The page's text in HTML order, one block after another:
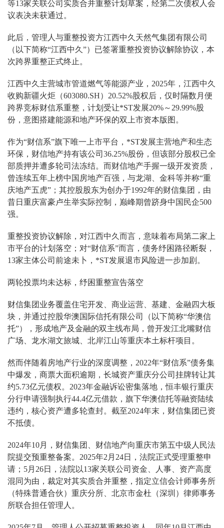
等13家关联公司实质合并重整计划草案，经第二次债权人会
议表决未获通过。
此后，管理人与重整投资方江西中久天然气集团有限公司
（以下简称“江西中久”）已签署重整投资协议解除协议，本
次跨界重整正式终止。
江西中久主营城市管道燃气等能源产业，2025年，江西中久
收购新疆火炬（603080.SH）20.52%股权后，仅时隔数月便
跨界竞标财信系重整，计划受让*ST发展20%～29.99%股
份，意图搭建能源和地产环保的双上市资本版图。
作为“财信系”旗下唯一上市平台，*ST发展主营地产和生态
环保，财信地产持有该公司36.25%股份，但该部分股权已全
部质押并遭多轮司法冻结。而财信地产手握一级开发资质，
曾连续五年上榜中国房地产百强，与龙湖、金科等并称“重
庆地产五虎”；其控股股东为创办于1992年的财信集团，由
昔日重庆富豪卢生举实际控制，巅峰期曾跻身中国民企500
强。
重整投资协议解除，对江西中久而言，意味着布局第二家上
市平台的计划落空；对“财信系”而言，债务纾困路径断裂，
13家主体公司前途未卜，*ST发展退市风险进一步加剧。
两轮投票均未达标，纾困重整宣告落空
财信集团业务覆盖住宅开发、商业运营、基建、金融四大板
块，并通过控股华澳国际信托有限公司（以下简称“华澳信
托”），形成地产及金融的双主线布局，曾开发江北嘴财信
广场、龙水湖文旅城、北岸江山等重庆本土标杆项目。
然而伴随着房地产行业的深度调整，2022年“财信系”债务集
中爆发，商票大面积逾期，长城资产重庆分公司挂牌转让其
约5.73亿元债权。2023年金融诉讼密集落地，恒丰银行重庆
分行申请强制执行44.4亿元借款，旗下华澳信托等融资陆续
违约，核心资产遭多轮查封。截至2024年末，财信集团已资
不抵债。
2024年10月，财信集团、财信地产向重庆市第五中级人民法
院提交预重整备案。2025年2月24日，法院正式受理重整申
请；5月26日，法院以13家关联公司资金、人事、资产高度
混同为由，裁定对其实质合并重整，指定立信会计师事务所
（特殊普通合伙）重庆分所、北京市金杜（深圳）律师事务
所联合担任管理人。